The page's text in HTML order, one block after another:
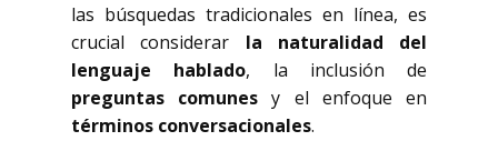
las búsquedas tradicionales en línea, es
crucial considerar la naturalidad del
lenguaje hablado, la inclusión de
preguntas comunes y el enfoque en
términos conversacionales.